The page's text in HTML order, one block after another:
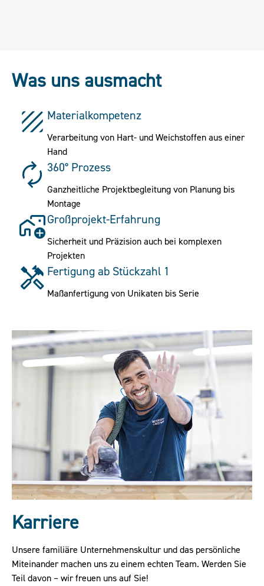
Was uns ausmacht
Materialkompetenz
Verarbeitung von Hart- und Weichstoffen aus einer
Hand
360° Prozess
Ganzheitliche Projektbegleitung von Planung bis
Montage
Großprojekt-Erfahrung
Sicherheit und Präzision auch bei komplexen
Projekten
Fertigung ab Stückzahl 1
Maßanfertigung von Unikaten bis Serie
Karriere
Unsere familiäre Unternehmenskultur und das persönliche
Miteinander machen uns zu einem echten Team. Werden Sie
Teil davon – wir freuen uns auf Sie!